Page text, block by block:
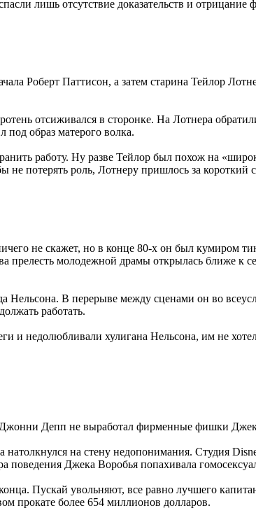
лишь отсутствие доказательств и отрицание
Роберт Паттисон, а затем старина Тейлор
отсиживался в сторонке. На Лотнера
образ матерого волка.
работу. Ну разве Тейлор был похож на
потерять роль, Лотнеру пришлось за короткий
не скажет, но в конце 80-х он был кумиром
прелесть молодежной драмы открылась ближе к
Нельсона. В перерыве между сценами он во
работать.
и недолюбливали хулигана Нельсона, им не
Депп не выработал фирменные фишки
на стену недопонимания. Студия
поведения Джека Воробья попахивала
Пускай увольняют, все равно лучшего
прокате более 654 миллионов долларов.